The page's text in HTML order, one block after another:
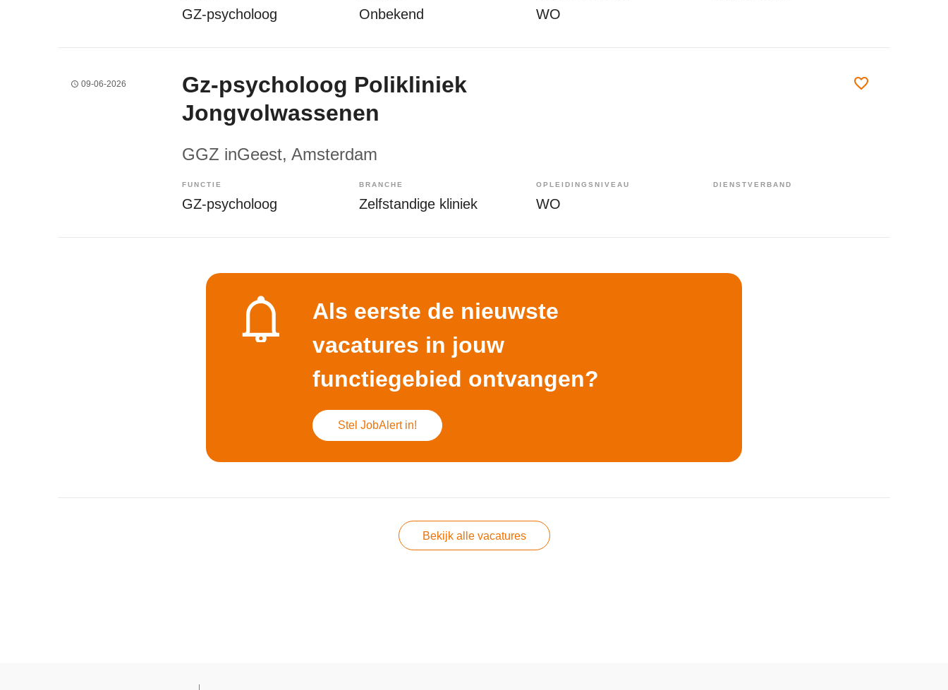
GZ-psycholoog Onbekend WO
09-06-2026
Gz-psycholoog Polikliniek
Jongvolwassenen
GGZ inGeest, Amsterdam
FUNCTIE
GZ-psycholoog
BRANCHE
Zelfstandige kliniek
OPLEIDINGSNIVEAU
WO
DIENSTVERBAND
Als eerste de nieuwste
vacatures in jouw
functiegebied ontvangen?
Stel JobAlert in!
Bekijk alle vacatures